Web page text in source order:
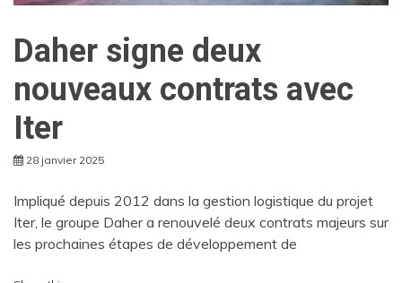
Daher signe deux
nouveaux contrats avec
Iter
28 janvier 2025
Impliqué depuis 2012 dans la gestion logistique du projet
Iter, le groupe Daher a renouvelé deux contrats majeurs sur
les prochaines étapes de développement de